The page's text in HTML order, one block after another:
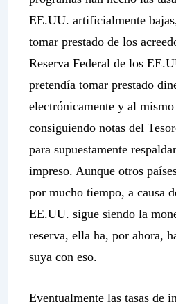
EE.UU. artificialmente
tomar prestado de los
Reserva Federal de los
pretendía tomar prestado
electrónicamente y al
consiguiendo notas del
para supuestamente
impreso. Aunque otros
por mucho tiempo, a causa
EE.UU. sigue siendo la
reserva, ella ha, por ahora,
suya con eso.
Eventualmente las tasas de